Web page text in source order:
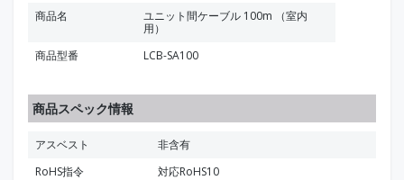
商品名
ユニット間ケーブル 100m （室内
用）
商品型番
LCB-SA100
商品スペック情報
アスベスト
非含有
RoHS指令
対応RoHS10